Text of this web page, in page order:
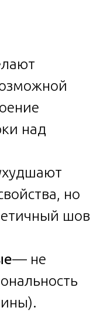
над
но
шов
— не